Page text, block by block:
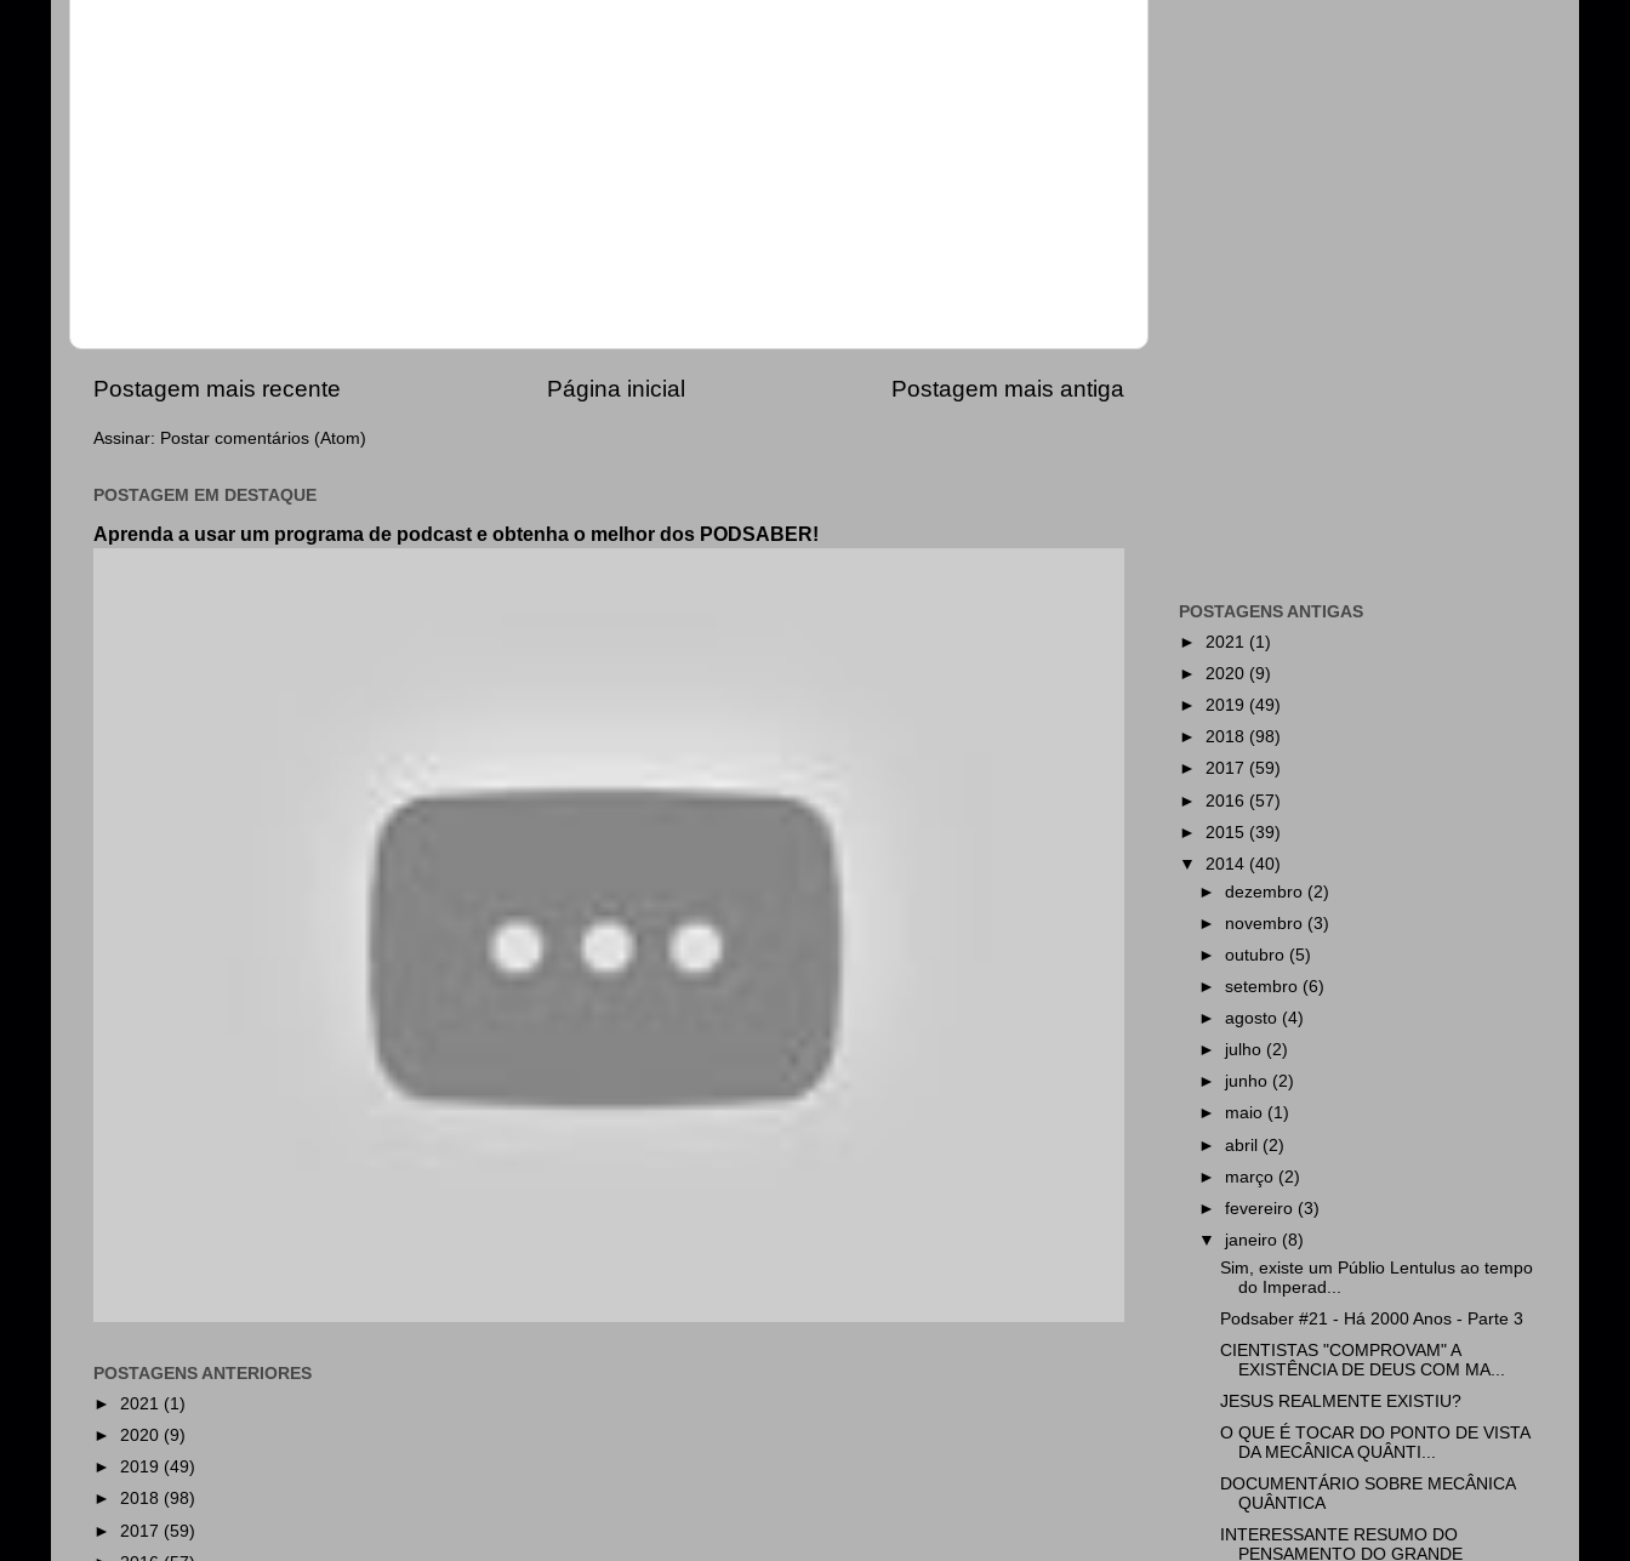
Postagem mais recente Postagem mais antiga
Página inicial
Assinar: Postar comentários (Atom)
POSTAGEM EM DESTAQUE
Aprenda a usar um programa de podcast e obtenha o melhor dos PODSABER!
POSTAGENS ANTERIORES
► 2021 (1)
► 2020 (9)
► 2019 (49)
► 2018 (98)
► 2017 (59)
POSTAGENS ANTIGAS
► 2021 (1)
► 2020 (9)
► 2019 (49)
► 2018 (98)
► 2017 (59)
► 2016 (57)
► 2015 (39)
▼ 2014 (40)
►dezembro (2)
► novembro (3)
►outubro (5)
►setembro (6)
►agosto (4)
► julho (2)
► junho (2)
► maio (1)
►abril (2)
► março (2)
►fevereiro (3)
▼ janeiro (8)
Sim, existe um Públio Lentulus ao tempo
do Imperad...
Podsaber #21 - Há 2000 Anos - Parte 3
CIENTISTAS "COMPROVAM" A
EXISTÊNCIA DE DEUS COM MA...
JESUS REALMENTE EXISTIU?
O QUE É TOCAR DO PONTO DE VISTA
DA MECÂNICA QUÂNTI...
DOCUMENTÁRIO SOBRE MECÂNICA
QUÂNTICA
INTERESSANTE RESUMO DO
PENSAMENTO DO GRANDE